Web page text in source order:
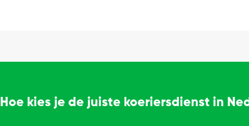
Hoe kies je de juiste koeriersdienst in